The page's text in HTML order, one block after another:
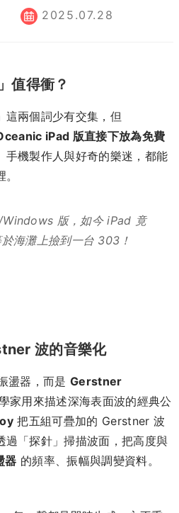
2025.07.28
值得衝？
這兩個詞少有交集，但
iPad 版直接下放為免費
手機製作人與好奇的樂迷，都能
版，如今 iPad 竟
海灘上撿到一台 303！
波的音樂化
盪器，而是Gerstner
用來描述深海表面波的經典公
把五組可疊加的 Gerstner 波
過「探針」掃描波面，把高度與
器 的頻率、振幅與調變資料。